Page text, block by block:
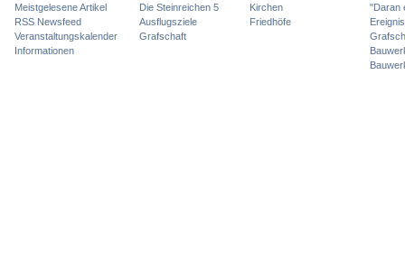
Meistgelesene Artikel
RSS Newsfeed
Veranstaltungskalender
Informationen
Die Steinreichen 5
Ausflugsziele
Grafschaft
Kirchen
Friedhöfe
"Daran